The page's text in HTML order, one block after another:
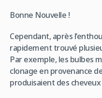
Bonne Nouvelle !
Cependant, après
rapidement trouvé
Par exemple, les bulbes
clonage en provenance
produisaient des